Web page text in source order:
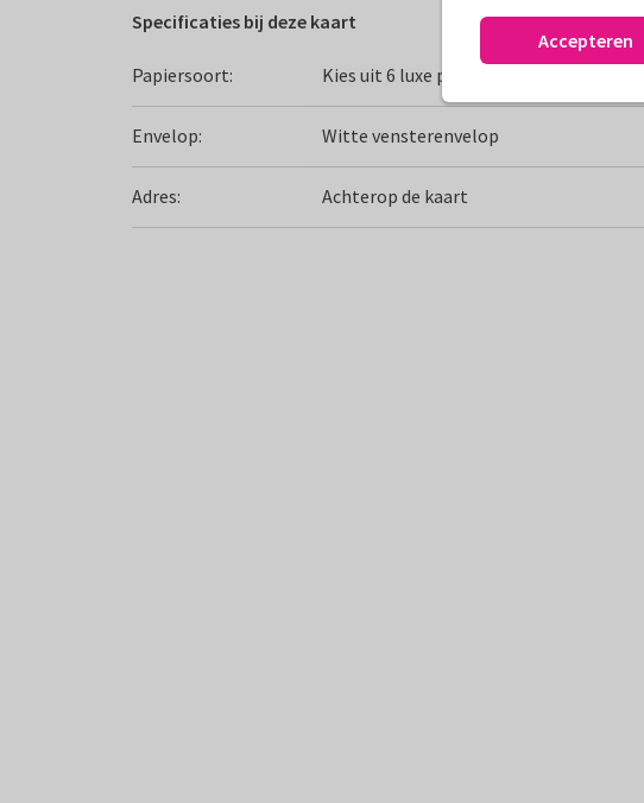
Specificaties bij deze kaart
Papiersoort: Kies uit 6 luxe papiersoorten
Envelop: Witte vensterenvelop
Adres: Achterop de kaart
Accepteren